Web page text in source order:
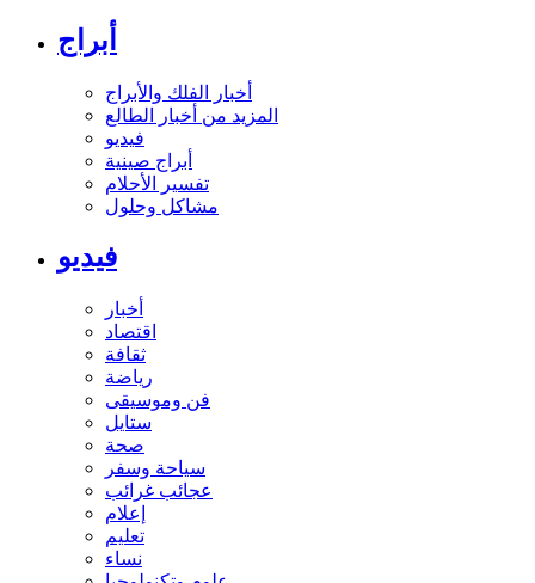
أبراج
أخبار الفلك والأبراج
المزيد من أخبار الطالع
فيديو
أبراج صينية
تفسير الأحلام
مشاكل وحلول
فيديو
أخبار
اقتصاد
ثقافة
رياضة
فن وموسيقى
ستايل
صحة
سياحة وسفر
عجائب غرائب
إعلام
تعليم
نساء